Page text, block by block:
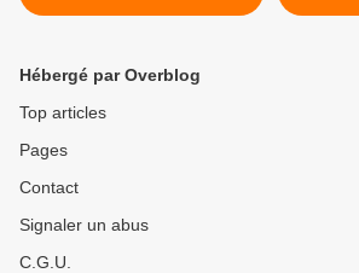
Hébergé par Overblog
Top articles
Pages
Contact
Signaler un abus
C.G.U.